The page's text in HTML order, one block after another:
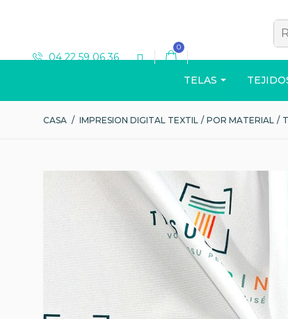
04 22 59 06 36
0
TELAS
T-SHIRT
Ver el catálogo
CASA / IMPRESION DIGITAL TEXTIL / POR MATERIAL /